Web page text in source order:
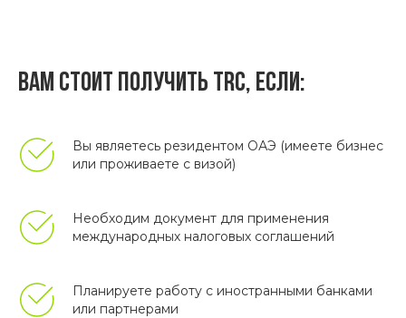
Вам стоит получить TRC, если:
Вы являетесь резидентом ОАЭ (имеете бизнес
или проживаете с визой)
Необходим документ для применения
международных налоговых соглашений
Планируете работу с иностранными банками
или партнерами